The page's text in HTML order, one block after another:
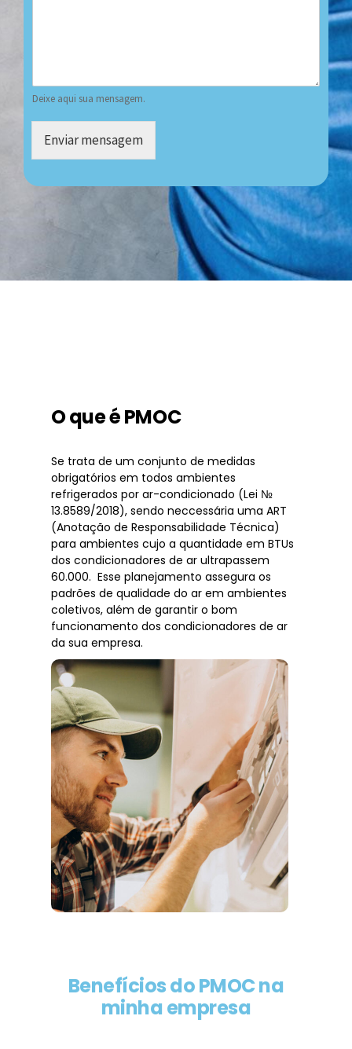
Deixe aqui sua mensagem.
Enviar mensagem
O que é PMOC
Se trata de um conjunto de medidas
obrigatórios em todos ambientes
refrigerados por ar-condicionado (Lei №
13.8589/2018), sendo neccessária uma ART
(Anotação de Responsabilidade Técnica)
para ambientes cujo a quantidade em BTUs
dos condicionadores de ar ultrapassem
60.000. Esse planejamento assegura os
padrões de qualidade do ar em ambientes
coletivos, além de garantir o bom
funcionamento dos condicionadores de ar
da sua empresa.
Benefícios do PMOC na
minha empresa